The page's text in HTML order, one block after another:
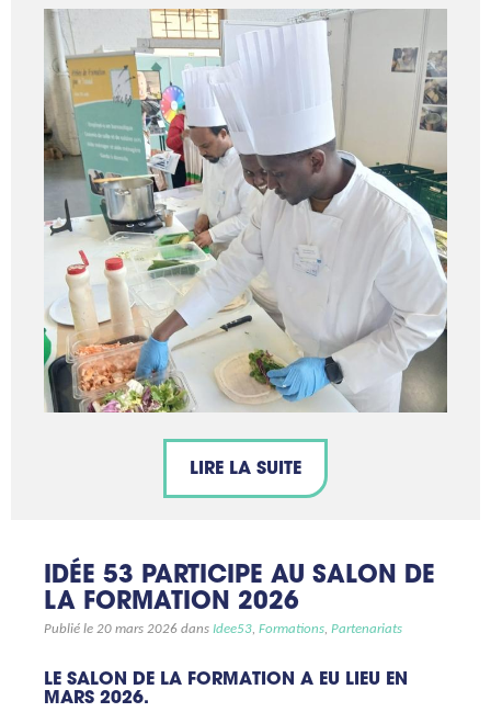
LIRE LA SUITE
IDÉE 53 PARTICIPE AU SALON DE
LA FORMATION 2026
Publié le 20 mars 2026 dans Idee53, Formations, Partenariats
LE SALON DE LA FORMATION A EU LIEU EN
MARS 2026.